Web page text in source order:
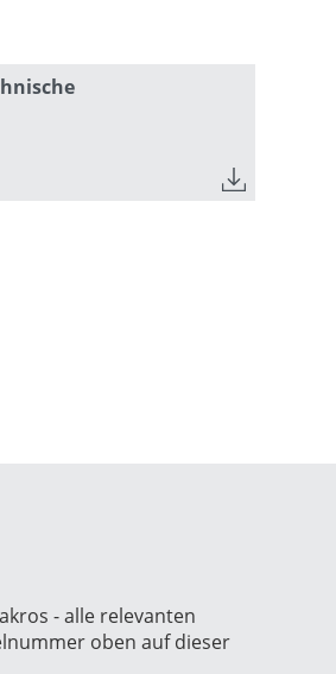
-alle relevanten
oben auf dieser